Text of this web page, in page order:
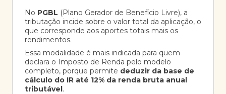
No PGBL (Plano Gerador de Benefício Livre), a
tributação incide sobre o valor total da aplicação, o
que corresponde aos aportes totais mais os
rendimentos.
Essa modalidade é mais indicada para quem
declara o Imposto de Renda pelo modelo
completo, porque permite deduzir da base de
cálculo do IR até 12% da renda bruta anual
tributável.